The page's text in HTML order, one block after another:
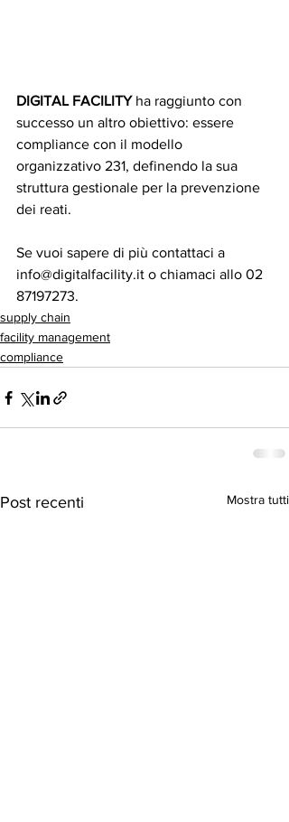
DIGITAL FACILITY ha raggiunto con
successo un altro obiettivo: essere
compliance con il modello
organizzativo 231, definendo la sua
struttura gestionale per la prevenzione
dei reati.
Se vuoi sapere di più contattaci a
info@digitalfacility.it o chiamaci allo 02
87197273.
supply chain
facility management
compliance
Post recenti Mostra tutti